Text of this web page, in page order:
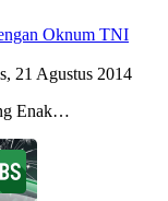
Oknum TNI
21 Agustus 2014
Enak…